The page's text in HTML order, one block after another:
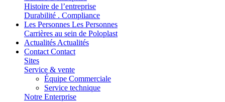
Histoire de l’entreprise
Durabilité . Compliance
Les Personnes Les Personnes
Carrières au sein de Poloplast
Actualités Actualités
Contact Contact
Sites
Service & vente
Équipe Commerciale
Service technique
Notre Enterprise